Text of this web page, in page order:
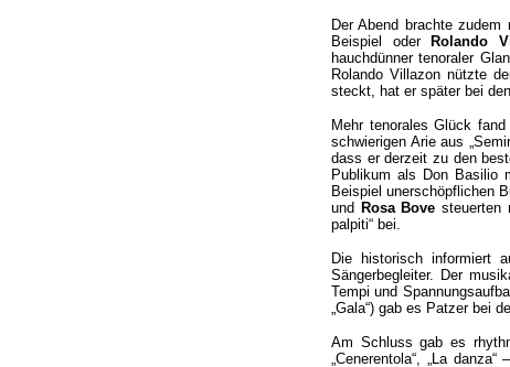
Der Abend brachte
Beispiel oder
Rolando
hauchdünner tenoraler
Rolando Villazon nützte
steckt, hat er später bei
Mehr tenorales Glück
schwierigen Arie aus
dass er derzeit zu den
Publikum als Don Basilio
Beispiel unerschöpflichen
und Rosa Bove steuerten
palpiti“ bei.
Die historisch informiert
Sängerbegleiter. Der
Tempi und
„Gala“) gab es Patzer bei
Am Schluss gab es
„Cenerentola“, „La